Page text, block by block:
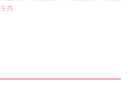
态